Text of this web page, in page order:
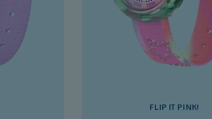
FLIP IT PINK!